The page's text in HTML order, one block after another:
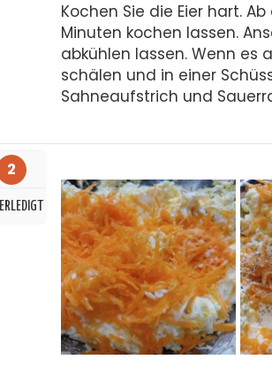
Kochen Sie die Eier hart.
Minuten kochen lassen.
abkühlen lassen. Wenn es
schälen und in einer
Sahneaufstrich und
2
ERLEDIGT